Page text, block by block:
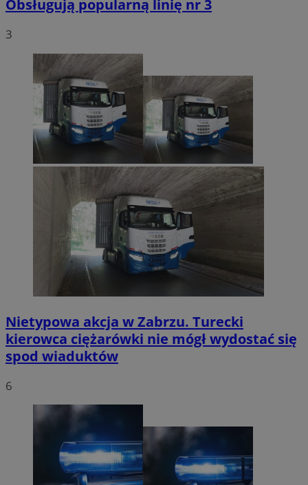
Obsługują popularną linię nr 3
3
Nietypowa akcja w Zabrzu. Turecki
kierowca ciężarówki nie mógł wydostać się
spod wiaduktów
6